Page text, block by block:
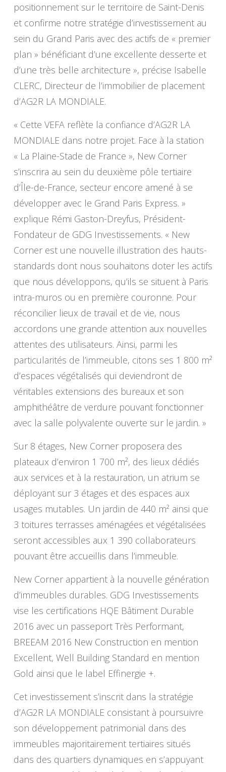
positionnement sur le territoire de Saint-Denis
et confirme notre stratégie d’investissement au
sein du Grand Paris avec des actifs de « premier
plan » bénéficiant d’une excellente desserte et
d’une très belle architecture », précise Isabelle
CLERC, Directeur de l’immobilier de placement
d’AG2R LA MONDIALE.
« Cette VEFA reflète la confiance d’AG2R LA
MONDIALE dans notre projet. Face à la station
« La Plaine-Stade de France », New Corner
s’inscrira au sein du deuxième pôle tertiaire
d’Île-de-France, secteur encore amené à se
développer avec le Grand Paris Express. »
explique Rémi Gaston-Dreyfus, Président-
Fondateur de GDG Investissements. « New
Corner est une nouvelle illustration des hauts-
standards dont nous souhaitons doter les actifs
que nous développons, qu’ils se situent à Paris
intra-muros ou en première couronne. Pour
réconcilier lieux de travail et de vie, nous
accordons une grande attention aux nouvelles
attentes des utilisateurs. Ainsi, parmi les
particularités de l’immeuble, citons ses 1 800 m²
d’espaces végétalisés qui deviendront de
véritables extensions des bureaux et son
amphithéâtre de verdure pouvant fonctionner
avec la salle polyvalente ouverte sur le jardin. »
Sur 8 étages, New Corner proposera des
plateaux d’environ 1 700 m², des lieux dédiés
aux services et à la restauration, un atrium se
déployant sur 3 étages et des espaces aux
usages mutables. Un jardin de 440 m² ainsi que
3 toitures terrasses aménagées et végétalisées
seront accessibles aux 1 390 collaborateurs
pouvant être accueillis dans l’immeuble.
New Corner appartient à la nouvelle génération
d’immeubles durables. GDG Investissements
vise les certifications HQE Bâtiment Durable
2016 avec un passeport Très Performant,
BREEAM 2016 New Construction en mention
Excellent, Well Building Standard en mention
Gold ainsi que le label Effinergie +.
Cet investissement s’inscrit dans la stratégie
d’AG2R LA MONDIALE consistant à poursuivre
son développement patrimonial dans des
immeubles majoritairement tertiaires situés
dans des quartiers dynamiques en s’appuyant